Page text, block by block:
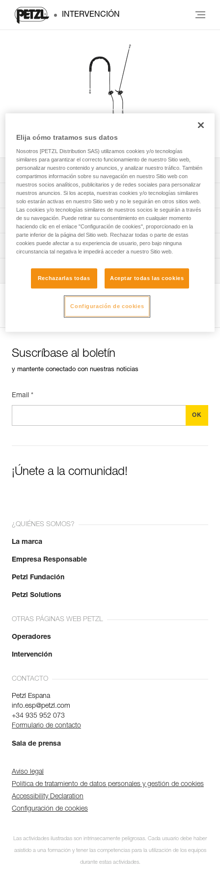
INTERVENCIÓN
GRILLON
Descargar ficha técnica (PDF)
Technical Notice
Aplicación para el control y seguimiento de sus EPI
descubra ePPEcentre
Procedimiento de revisión del EPI
verif EPI-GRILLON-procedure-ES
Ficha de seguimiento del EPI
verif EPI-GRILLON-suivi-ES
Consejos para el mantenimiento de tus equipos
Ver la página del producto
Suscríbase al boletín
y mantente conectado con nuestras noticias
Email *
¡Únete a la comunidad!
¿QUIÉNES SOMOS?
La marca
Empresa Responsable
Petzl Fundación
Petzl Solutions
OTRAS PÁGINAS WEB PETZL
Operadores
Intervención
CONTACTO
Petzl Espana
info.esp@petzl.com
+34 935 952 073
Formulario de contacto
Sala de prensa
Aviso legal
Política de tratamiento de datos personales y gestión de cookies
Accessibility Declaration
Configuración de cookies
Las actividades ilustradas son intrínsecamente peligrosas. Cada usuario debe haber
asistido a una formación y tener las competencias para la utilización de los equipos
durante estas actividades.
Elija cómo tratamos sus datos
Nosotros [PETZL Distribution SAS) utilizamos cookies y/o tecnologías
similares para garantizar el correcto funcionamiento de nuestro Sitio web,
personalizar nuestro contenido y anuncios, y analizar nuestro tráfico. También
compartimos información sobre su navegación en nuestro Sitio web con
nuestros socios analíticos, publicitarios y de redes sociales para personalizar
nuestros anuncios. Si los acepta, nuestras cookies y/o tecnologías similares
solo estarán activas en nuestro Sitio web y no le seguirán en otros sitios web.
Las cookies y/o tecnologías similares de nuestros socios le seguirán a través
de su navegación. Puede retirar su consentimiento en cualquier momento
haciendo clic en el enlace "Configuración de cookies", proporcionado en la
parte inferior de la página del Sitio web. Rechazar todas o parte de estas
cookies puede afectar a su experiencia de usuario, pero bajo ninguna
circunstancia tal negativa le impedirá acceder a nuestro Sitio web.
Rechazarlas todas Aceptar todas las cookies
Configuración de cookies